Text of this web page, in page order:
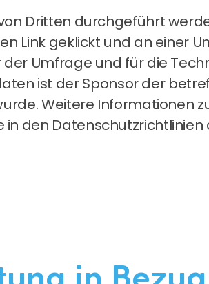
Dritten durchgeführt
Link geklickt und an einer
Umfrage und für die
ist der Sponsor der
Weitere Informationen
in den
in